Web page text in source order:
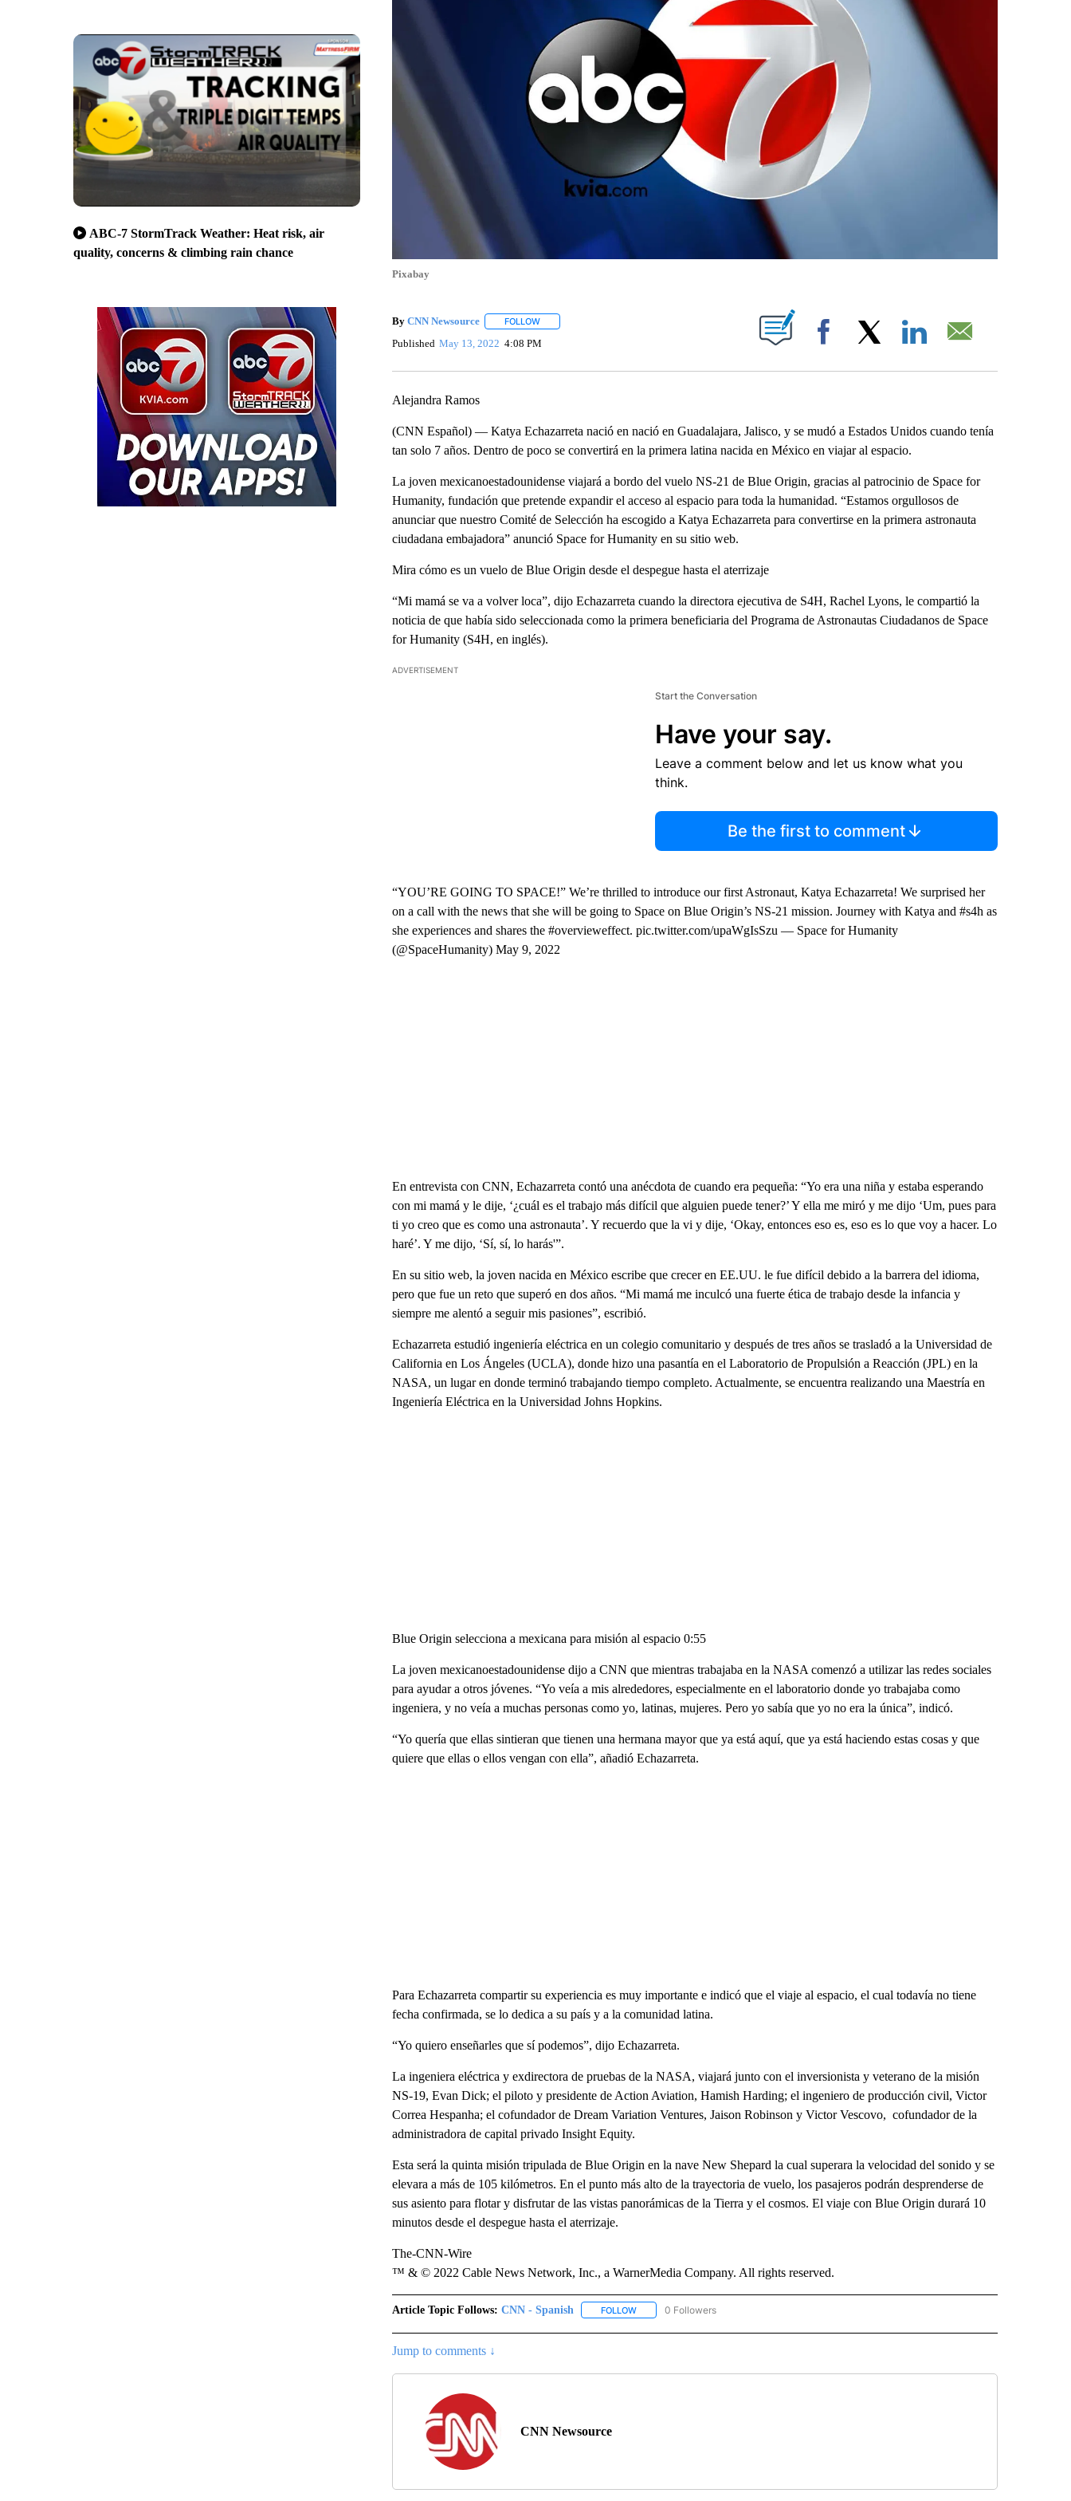
ABC-7 StormTrack Weather: Heat risk, air
quality, concerns & climbing rain chance
Pixabay
By CNN Newsource FOLLOWFOLLOW "" TO RECEIVE NOTIFICATIONS ABOUT NEW PAGES ON "".
Published May 13, 2022 4:08 PM Facebook
Alejandra Ramos
(CNN Español) — Katya Echazarreta nació en nació en Guadalajara, Jalisco, y se mudó a Estados Unidos cuando tenía
tan solo 7 años. Dentro de poco se convertirá en la primera latina nacida en México en viajar al espacio.
La joven mexicanoestadounidense viajará a bordo del vuelo NS-21 de Blue Origin, gracias al patrocinio de Space for
Humanity, fundación que pretende expandir el acceso al espacio para toda la humanidad. “Estamos orgullosos de
anunciar que nuestro Comité de Selección ha escogido a Katya Echazarreta para convertirse en la primera astronauta
ciudadana embajadora” anunció Space for Humanity en su sitio web.
Mira cómo es un vuelo de Blue Origin desde el despegue hasta el aterrizaje
“Mi mamá se va a volver loca”, dijo Echazarreta cuando la directora ejecutiva de S4H, Rachel Lyons, le compartió la
noticia de que había sido seleccionada como la primera beneficiaria del Programa de Astronautas Ciudadanos de Space
for Humanity (S4H, en inglés).
ADVERTISEMENT
Start the Conversation
Have your say.
Leave a comment below and let us know what you
think.
Be the first to comment
“YOU’RE GOING TO SPACE!” We’re thrilled to introduce our first Astronaut, Katya Echazarreta! We surprised her
on a call with the news that she will be going to Space on Blue Origin’s NS-21 mission. Journey with Katya and #s4h as
she experiences and shares the #overvieweffect. pic.twitter.com/upaWgIsSzu — Space for Humanity
(@SpaceHumanity) May 9, 2022
En entrevista con CNN, Echazarreta contó una anécdota de cuando era pequeña: “Yo era una niña y estaba esperando
con mi mamá y le dije, ‘¿cuál es el trabajo más difícil que alguien puede tener?’ Y ella me miró y me dijo ‘Um, pues para
ti yo creo que es como una astronauta’. Y recuerdo que la vi y dije, ‘Okay, entonces eso es, eso es lo que voy a hacer. Lo
haré’. Y me dijo, ‘Sí, sí, lo harás'”.
En su sitio web, la joven nacida en México escribe que crecer en EE.UU. le fue difícil debido a la barrera del idioma,
pero que fue un reto que superó en dos años. “Mi mamá me inculcó una fuerte ética de trabajo desde la infancia y
siempre me alentó a seguir mis pasiones”, escribió.
Echazarreta estudió ingeniería eléctrica en un colegio comunitario y después de tres años se trasladó a la Universidad de
California en Los Ángeles (UCLA), donde hizo una pasantía en el Laboratorio de Propulsión a Reacción (JPL) en la
NASA, un lugar en donde terminó trabajando tiempo completo. Actualmente, se encuentra realizando una Maestría en
Ingeniería Eléctrica en la Universidad Johns Hopkins.
Blue Origin selecciona a mexicana para misión al espacio 0:55
La joven mexicanoestadounidense dijo a CNN que mientras trabajaba en la NASA comenzó a utilizar las redes sociales
para ayudar a otros jóvenes. “Yo veía a mis alrededores, especialmente en el laboratorio donde yo trabajaba como
ingeniera, y no veía a muchas personas como yo, latinas, mujeres. Pero yo sabía que yo no era la única”, indicó.
“Yo quería que ellas sintieran que tienen una hermana mayor que ya está aquí, que ya está haciendo estas cosas y que
quiere que ellas o ellos vengan con ella”, añadió Echazarreta.
Para Echazarreta compartir su experiencia es muy importante e indicó que el viaje al espacio, el cual todavía no tiene
fecha confirmada, se lo dedica a su país y a la comunidad latina.
“Yo quiero enseñarles que sí podemos”, dijo Echazarreta.
La ingeniera eléctrica y exdirectora de pruebas de la NASA, viajará junto con el inversionista y veterano de la misión
NS-19, Evan Dick; el piloto y presidente de Action Aviation, Hamish Harding; el ingeniero de producción civil, Victor
Correa Hespanha; el cofundador de Dream Variation Ventures, Jaison Robinson y Victor Vescovo, cofundador de la
administradora de capital privado Insight Equity.
Esta será la quinta misión tripulada de Blue Origin en la nave New Shepard la cual superara la velocidad del sonido y se
elevara a más de 105 kilómetros. En el punto más alto de la trayectoria de vuelo, los pasajeros podrán desprenderse de
sus asiento para flotar y disfrutar de las vistas panorámicas de la Tierra y el cosmos. El viaje con Blue Origin durará 10
minutos desde el despegue hasta el aterrizaje.
The-CNN-Wire
™ & © 2022 Cable News Network, Inc., a WarnerMedia Company. All rights reserved.
Article Topic Follows: CNN - Spanish FOLLOWFOLLOW "CNN - SPANISH" TO RECEIVE NOTIFICATIONS ABOUT NEW PAGES ON "CNN - SPANISH".
0 Followers
Jump to comments ↓
CNN Newsource